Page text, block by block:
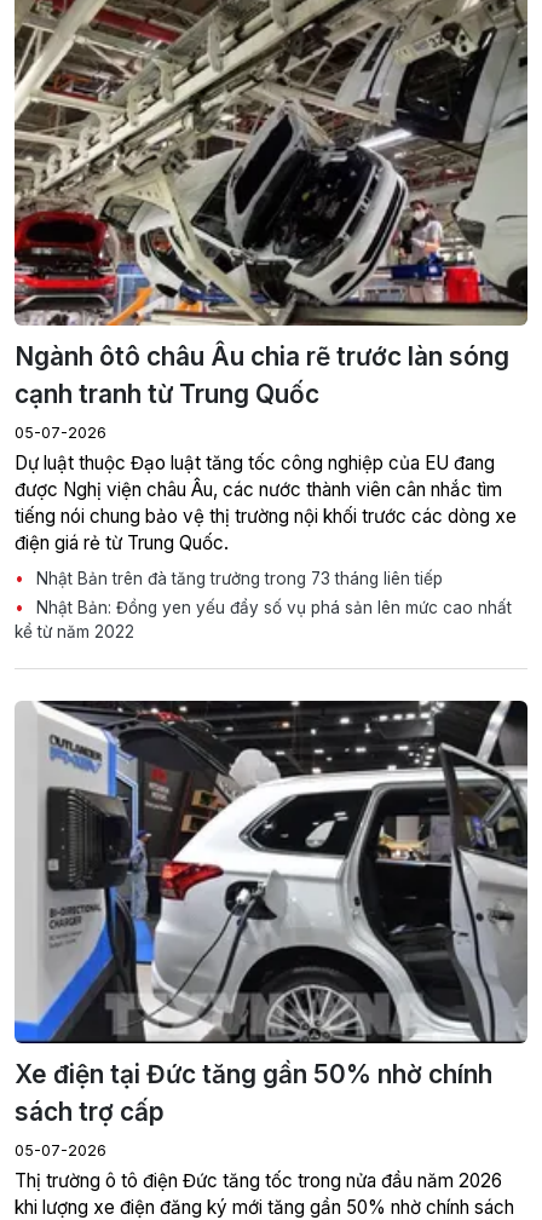
Ngành ôtô châu Âu chia rẽ trước làn sóng
cạnh tranh từ Trung Quốc
05-07-2026
Dự luật thuộc Đạo luật tăng tốc công nghiệp của EU đang
được Nghị viện châu Âu, các nước thành viên cân nhắc tìm
tiếng nói chung bảo vệ thị trường nội khối trước các dòng xe
điện giá rẻ từ Trung Quốc.
Nhật Bản trên đà tăng trưởng trong 73 tháng liên tiếp
Nhật Bản: Đồng yen yếu đẩy số vụ phá sản lên mức cao nhất
kể từ năm 2022
Xe điện tại Đức tăng gần 50% nhờ chính
sách trợ cấp
05-07-2026
Thị trường ô tô điện Đức tăng tốc trong nửa đầu năm 2026
khi lượng xe điện đăng ký mới tăng gần 50% nhờ chính sách